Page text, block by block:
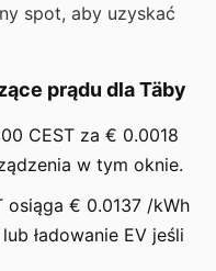
spot, aby uzyskać
prądu dla Täby
CEST za € 0.0018
w tym oknie.
osiąga € 0.0137 /kWh
ładowanie EV jeśli